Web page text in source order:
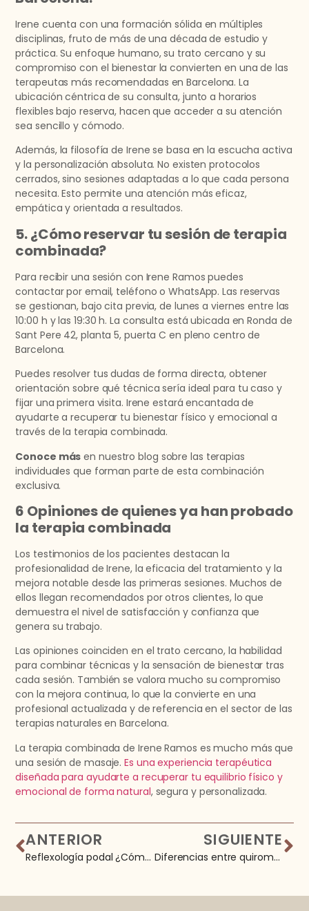
Irene cuenta con una formación sólida en múltiples
disciplinas, fruto de más de una década de estudio y
práctica. Su enfoque humano, su trato cercano y su
compromiso con el bienestar la convierten en una de las
terapeutas más recomendadas en Barcelona. La
ubicación céntrica de su consulta, junto a horarios
flexibles bajo reserva, hacen que acceder a su atención
sea sencillo y cómodo.
Además, la filosofía de Irene se basa en la escucha activa
y la personalización absoluta. No existen protocolos
cerrados, sino sesiones adaptadas a lo que cada persona
necesita. Esto permite una atención más eficaz,
empática y orientada a resultados.
5. ¿Cómo reservar tu sesión de terapia
combinada?
Para recibir una sesión con Irene Ramos puedes
contactar por email, teléfono o WhatsApp. Las reservas
se gestionan, bajo cita previa, de lunes a viernes entre las
10:00 h y las 19:30 h. La consulta está ubicada en Ronda de
Sant Pere 42, planta 5, puerta C en pleno centro de
Barcelona.
Puedes resolver tus dudas de forma directa, obtener
orientación sobre qué técnica sería ideal para tu caso y
fijar una primera visita. Irene estará encantada de
ayudarte a recuperar tu bienestar físico y emocional a
través de la terapia combinada.
Conoce más en nuestro blog sobre las terapias
individuales que forman parte de esta combinación
exclusiva.
6 Opiniones de quienes ya han probado
la terapia combinada
Los testimonios de los pacientes destacan la
profesionalidad de Irene, la eficacia del tratamiento y la
mejora notable desde las primeras sesiones. Muchos de
ellos llegan recomendados por otros clientes, lo que
demuestra el nivel de satisfacción y confianza que
genera su trabajo.
Las opiniones coinciden en el trato cercano, la habilidad
para combinar técnicas y la sensación de bienestar tras
cada sesión. También se valora mucho su compromiso
con la mejora continua, lo que la convierte en una
profesional actualizada y de referencia en el sector de las
terapias naturales en Barcelona.
La terapia combinada de Irene Ramos es mucho más que
una sesión de masaje. Es una experiencia terapéutica
diseñada para ayudarte a recuperar tu equilibrio físico y
emocional de forma natural, segura y personalizada.
ANTERIOR
Reflexología podal ¿Cómo activar puntos clave en los pies para mejorar tu salud?
SIGUIENTE
Diferencias entre quiromasaje y fisioterapia para cuidar tu salud en Barcelona